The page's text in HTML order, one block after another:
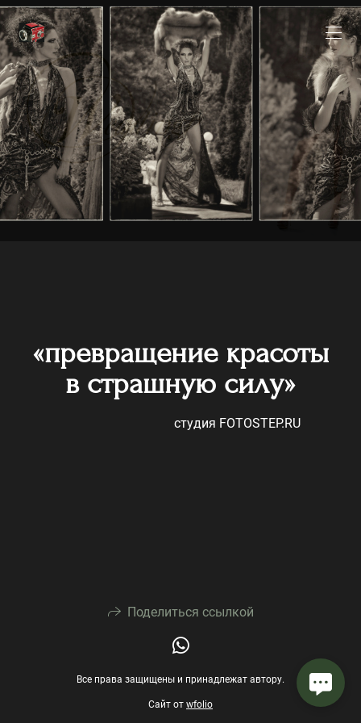
«превращение красоты
в страшную силу»
студия FOTOSTEP.RU
Поделиться ссылкой
Все права защищены и принадлежат автору.
Сайт от wfolio